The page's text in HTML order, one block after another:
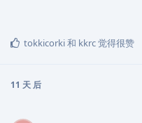
tokkicorki和 kkrc觉得很赞
11 天后